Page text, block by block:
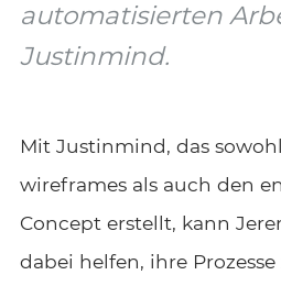
automatisierten
Justinmind.
Mit Justinmind, das
wireframes als auch den
Concept erstellt, kann
dabei helfen, ihre